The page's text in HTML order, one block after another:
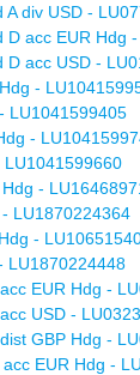
A div USD -
D acc EUR Hdg
D acc USD -
-
LU1041599405
-
LU1041599660
-
LU1870224364
-
LU1870224448
EUR Hdg -
USD -
GBP Hdg -
EUR Hdg -